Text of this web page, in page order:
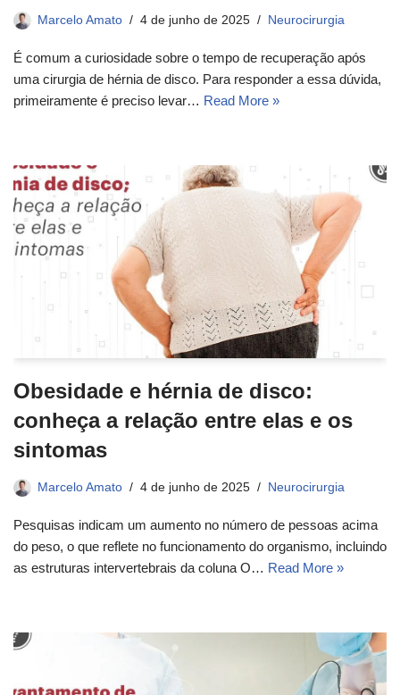
Marcelo Amato 4 de junho de 2025 Neurocirurgia
É comum a curiosidade sobre o tempo de recuperação após
uma cirurgia de hérnia de disco. Para responder a essa dúvida,
primeiramente é preciso levar… Read More »
Obesidade e hérnia de disco:
conheça a relação entre elas e os
sintomas
Marcelo Amato 4 de junho de 2025 Neurocirurgia
Pesquisas indicam um aumento no número de pessoas acima
do peso, o que reflete no funcionamento do organismo, incluindo
as estruturas intervertebrais da coluna O… Read More »